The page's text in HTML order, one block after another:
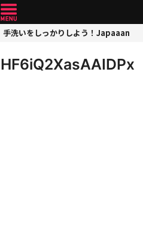
手洗いをしっかりしよう！Japaaan
HF6iQ2XasAAIDPx